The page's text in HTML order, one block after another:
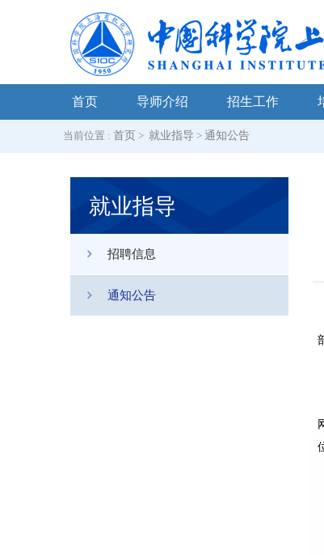
首页 导师介绍 招生工作
当前位置 : 首页 > 就业指导 > 通知公告
就业指导
招聘信息
通知公告